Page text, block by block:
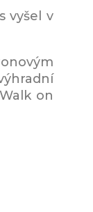
vyšel v
on